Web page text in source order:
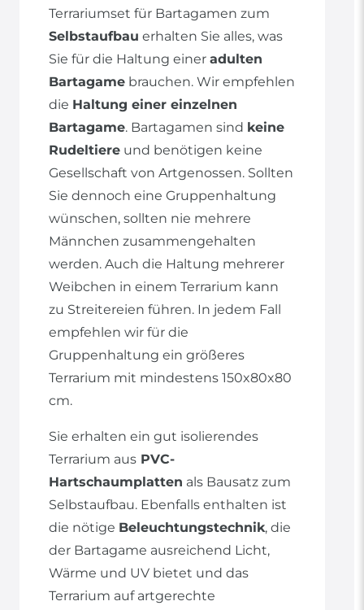
Terrariumset für Bartagamen zum
Selbstaufbau erhalten Sie alles, was
Sie für die Haltung einer adulten
Bartagame brauchen. Wir empfehlen
die Haltung einer einzelnen
Bartagame. Bartagamen sind keine
Rudeltiere und benötigen keine
Gesellschaft von Artgenossen. Sollten
Sie dennoch eine Gruppenhaltung
wünschen, sollten nie mehrere
Männchen zusammengehalten
werden. Auch die Haltung mehrerer
Weibchen in einem Terrarium kann
zu Streitereien führen. In jedem Fall
empfehlen wir für die
Gruppenhaltung ein größeres
Terrarium mit mindestens 150x80x80
cm.
Sie erhalten ein gut isolierendes
Terrarium aus PVC-
Hartschaumplatten als Bausatz zum
Selbstaufbau. Ebenfalls enthalten ist
die nötige Beleuchtungstechnik, die
der Bartagame ausreichend Licht,
Wärme und UV bietet und das
Terrarium auf artgerechte